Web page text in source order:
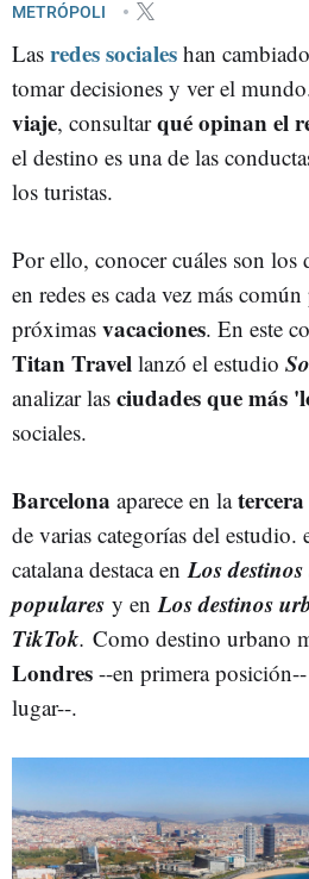
METRÓPOLI
Las redes sociales han
tomar decisiones y ver el
viaje, consultarqué opinan el
el destino es una de las
los turistas.
Por ello, conocer cuáles son los
en redes es cada vez más
próximas vacaciones. En este
Titan Travel lanzó el estudio
analizar las ciudades que más
sociales.
Barcelona aparece en latercera
de varias categorías del estudio.
catalana destaca enLos
populares y enLos destinos
TikTok. Como destino urbano
Londres --en primera
lugar--.